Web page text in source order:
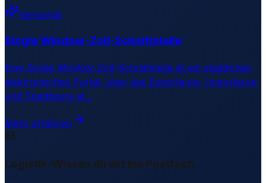
Verwandt
Single Window-Zoll-Schnittstelle
Eine Single Window-Zoll-Schnittstelle ist ein staatliches
elektronisches Portal, über das Exporteure, Importeure
und Spediteure al…
Mehr erfahren
Logistik-Wissen direkt ins Postfach